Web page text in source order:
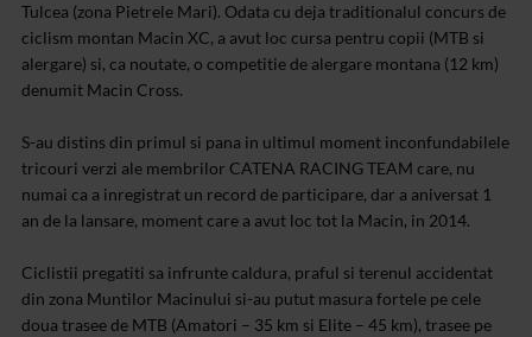
Tulcea (zona Pietrele Mari). Odata cu deja traditionalul concurs de
ciclism montan Macin XC, a avut loc cursa pentru copii (MTB si
alergare) si, ca noutate, o competitie de alergare montana (12 km)
denumit Macin Cross.
S-au distins din primul si pana in ultimul moment inconfundabilele
tricouri verzi ale membrilor CATENA RACING TEAM care, nu
numai ca a inregistrat un record de participare, dar a aniversat 1
an de la lansare, moment care a avut loc tot la Macin, in 2014.
Ciclistii pregatiti sa infrunte caldura, praful si terenul accidentat
din zona Muntilor Macinului si-au putut masura fortele pe cele
doua trasee de MTB (Amatori – 35 km si Elite – 45 km), trasee pe